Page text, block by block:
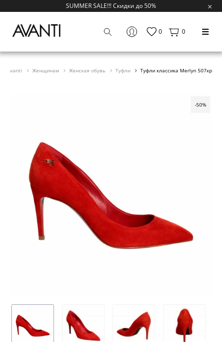
SUMMER SALE!!! Скидки до 50%
0 0
Avanti Женщинам Женская обувь Туфли Туфли классика Merlyn 507кр
-50%